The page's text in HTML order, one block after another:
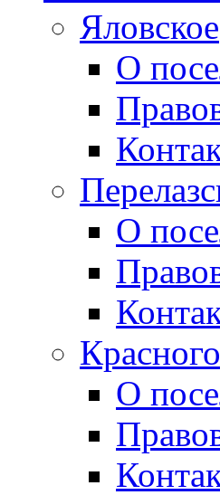
Яловское
О
О
О